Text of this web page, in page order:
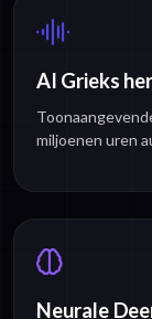
AI Grieks
miljoenen uren
Neurale